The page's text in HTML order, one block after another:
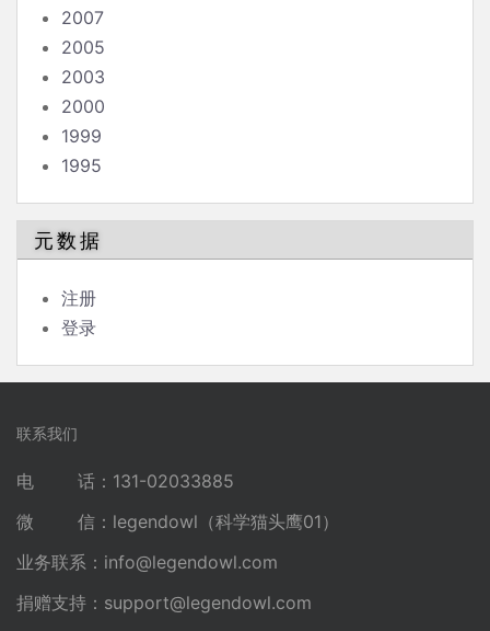
2007
2005
2003
2000
1999
1995
元数据
注册
登录
联系我们
电 话：131-02033885
微 信：legendowl（科学猫头鹰01）
业务联系： info@legendowl.com
捐赠支持： support@legendowl.com